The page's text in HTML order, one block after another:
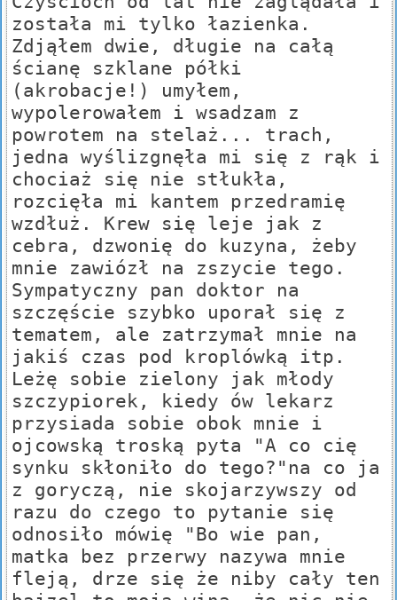
została mi tylko łazienka.
Zdjąłem dwie, długie na całą
ścianę szklane półki
(akrobacje!) umyłem,
wypolerowałem i wsadzam z
powrotem na stelaż... trach,
jedna wyślizgnęła mi się z rąk i
chociaż się nie stłukła,
rozcięła mi kantem przedramię
wzdłuż. Krew się leje jak z
cebra, dzwonię do kuzyna, żeby
mnie zawiózł na zszycie tego.
Sympatyczny pan doktor na
szczęście szybko uporał się z
tematem, ale zatrzymał mnie na
jakiś czas pod kroplówką itp.
Leżę sobie zielony jak młody
szczypiorek, kiedy ów lekarz
przysiada sobie obok mnie i
ojcowską troską pyta "A co cię
synku skłoniło do tego?"na co ja
z goryczą, nie skojarzywszy od
razu do czego to pytanie się
odnosiło mówię "Bo wie pan,
matka bez przerwy nazywa mnie
fleją, drze się że niby cały ten